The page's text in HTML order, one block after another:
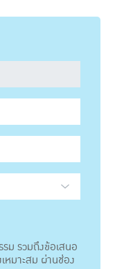
ม รวมถึงข้อเสนอ
มาะสม ผ่านช่อง